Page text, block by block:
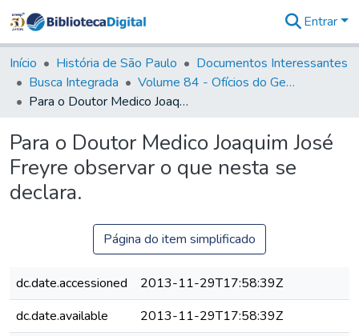
&
Coleções
Tudo na
Biblioteca
Estatísticas
Entrar
Início História de São Paulo
Documentos Interessantes
Busca Integrada
Volume 84 - Ofícios do General Martins Lopes de Saldanha (Governador da Capitania): 1782- 1786
Para o Doutor Medico Joaquim José Freyre observar o que nesta se declara.
Para o Doutor Medico Joaquim José
Freyre observar o que nesta se
declara.
Página do item simplificado
dc.date.accessioned
2013-11-29T17:58:39Z
dc.date.available
2013-11-29T17:58:39Z